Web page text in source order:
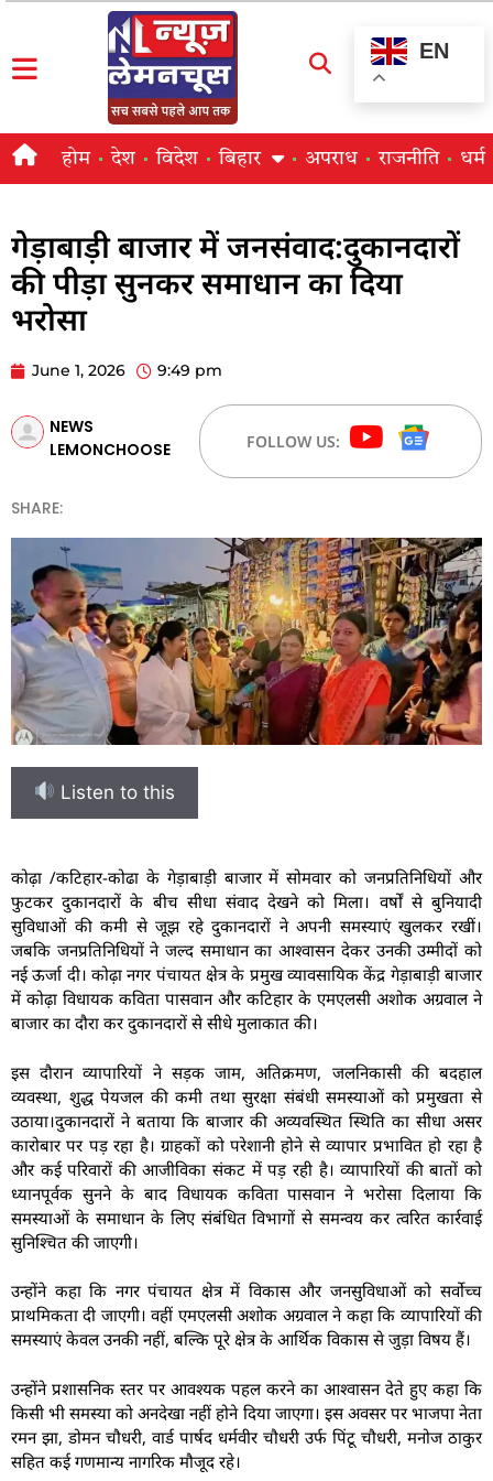
EN
होम देश विदेश बिहार अपराध राजनीति धर्म
गेड़ाबाड़ी बाजार में जनसंवाद:दुकानदारों
की पीड़ा सुनकर समाधान का दिया
भरोसा
June 1, 2026 9:49 pm
NEWS
LEMONCHOOSE
FOLLOW US:
SHARE:
Listen to this
कोढ़ा /कटिहार-कोढा के गेड़ाबाड़ी बाजार में सोमवार को जनप्रतिनिधियों और
फुटकर दुकानदारों के बीच सीधा संवाद देखने को मिला। वर्षों से बुनियादी
सुविधाओं की कमी से जूझ रहे दुकानदारों ने अपनी समस्याएं खुलकर रखीं।
जबकि जनप्रतिनिधियों ने जल्द समाधान का आश्वासन देकर उनकी उम्मीदों को
नई ऊर्जा दी। कोढ़ा नगर पंचायत क्षेत्र के प्रमुख व्यावसायिक केंद्र गेड़ाबाड़ी बाजार
में कोढ़ा विधायक कविता पासवान और कटिहार के एमएलसी अशोक अग्रवाल ने
बाजार का दौरा कर दुकानदारों से सीधे मुलाकात की।
इस दौरान व्यापारियों ने सड़क जाम, अतिक्रमण, जलनिकासी की बदहाल
व्यवस्था, शुद्ध पेयजल की कमी तथा सुरक्षा संबंधी समस्याओं को प्रमुखता से
उठाया।दुकानदारों ने बताया कि बाजार की अव्यवस्थित स्थिति का सीधा असर
कारोबार पर पड़ रहा है। ग्राहकों को परेशानी होने से व्यापार प्रभावित हो रहा है
और कई परिवारों की आजीविका संकट में पड़ रही है। व्यापारियों की बातों को
ध्यानपूर्वक सुनने के बाद विधायक कविता पासवान ने भरोसा दिलाया कि
समस्याओं के समाधान के लिए संबंधित विभागों से समन्वय कर त्वरित कार्रवाई
सुनिश्चित की जाएगी।
उन्होंने कहा कि नगर पंचायत क्षेत्र में विकास और जनसुविधाओं को सर्वोच्च
प्राथमिकता दी जाएगी। वहीं एमएलसी अशोक अग्रवाल ने कहा कि व्यापारियों की
समस्याएं केवल उनकी नहीं, बल्कि पूरे क्षेत्र के आर्थिक विकास से जुड़ा विषय हैं।
उन्होंने प्रशासनिक स्तर पर आवश्यक पहल करने का आश्वासन देते हुए कहा कि
किसी भी समस्या को अनदेखा नहीं होने दिया जाएगा। इस अवसर पर भाजपा नेता
रमन झा, डोमन चौधरी, वार्ड पार्षद धर्मवीर चौधरी उर्फ पिंटू चौधरी, मनोज ठाकुर
सहित कई गणमान्य नागरिक मौजूद रहे।